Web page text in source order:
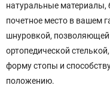
натуральные материалы,
почетное место в вашем
шнуровкой,
ортопедической
форму стопы и
положению.